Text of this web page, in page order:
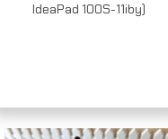
IdeaPad 100S-11iby)